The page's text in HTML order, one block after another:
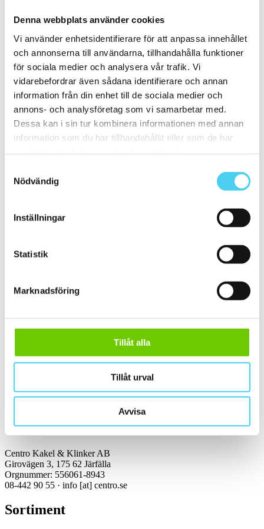
Denna webbplats använder cookies
Vi använder enhetsidentifierare för att anpassa innehållet
och annonserna till användarna, tillhandahålla funktioner
för sociala medier och analysera vår trafik. Vi
vidarebefordrar även sådana identifierare och annan
information från din enhet till de sociala medier och
annons- och analysföretag som vi samarbetar med.
Dessa kan i sin tur kombinera informationen med annan
information som du har tillhandahållit eller som de har
Nödvändig
Inställningar
Statistik
Marknadsföring
Tillåt alla
Tillåt urval
Avvisa
ca 60x15 cm
Serie
Filtrera på en Serie
Välj en eller flera serier:
Marte
Sortera
Tyvärr gav sökningen inget resultat. Välj gärna en kategori nedan
eller gör om din sökning.
Med över 30 år i branschen är vi experter på allt inom kakel och
Kakel & klinker
Kontakt
Öppettider:
Vardagar 07:00-16:00
Centro Kakel & Klinker AB
Girovägen 3, 175 62 Järfälla
Orgnummer: 556061-8943
08-442 90 55 · info [at] centro.se
Sortiment